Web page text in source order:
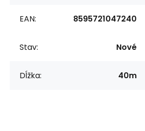
EAN: 8595721047240
Stav: Nové
Dĺžka: 40m